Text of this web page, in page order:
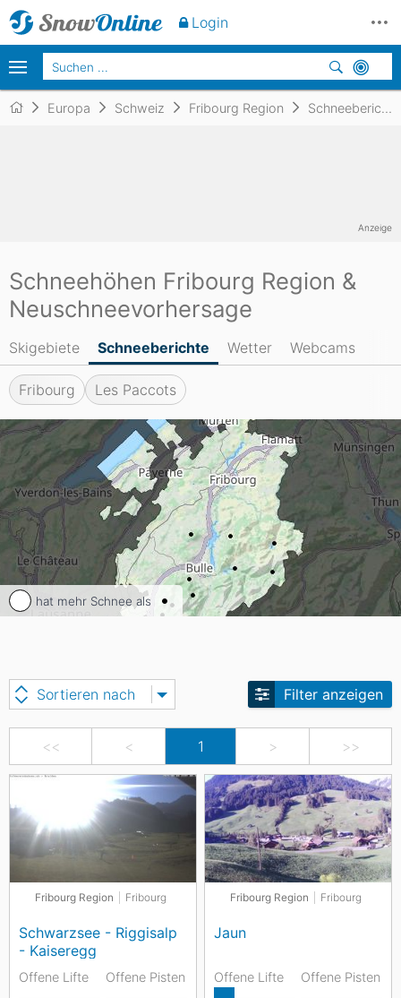
Europa Schweiz Fribourg Region Schneeberichte
Schneehöhen Fribourg Region &
Neuschneevorhersage
Skigebiete Schneeberichte Wetter Webcams
Fribourg Les Paccots
hat mehr Schnee als
<< < 1 > >>
Sortieren nach Filter anzeigen
Fribourg Region Fribourg
Schwarzsee - Riggisalp
- Kaiseregg
Offene Lifte Offene Pisten
Fribourg Region Fribourg
Jaun
Offene Lifte Offene Pisten
Anzeige
Login